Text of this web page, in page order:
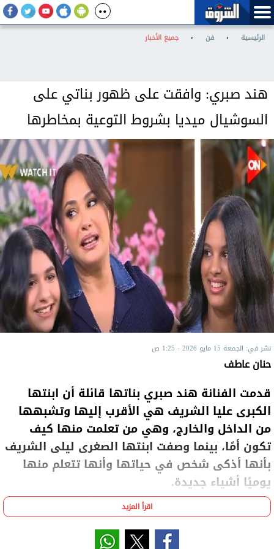
الرئيسية › فن › جميع الأخبار
هند صبري: وافقت على ظهور بناتي على
السوشيال ميديا بشروط التوعية بمخاطرها
نشر في: الجمعة 15 مايو 2026 - 1:25 ص
حنان عاطف
قدمت الفنانة هند صبري بناتها قائلة أن ابنتها
الكبرى عليا الشريف هي الأقرب إليها وتشبهها
من الداخل والخارج، وهي من تعلمت منها كيف
تكون أمًا، بينما وصفت ابنتها الصغرى ليلى الشريف
بأنها أذكى شخص في حياتها وأنها تتعلم منها
يوميًا أشياء جديدة.
وأضافت عليا الشريف، خلال برنامج "معكم منى الشاذلي"،
على قناة "ON E”، مساء الخميس، أنها من أقنعت
والدتها بنشر محتوى على تطبيق “تيك توك” وبالفعل
اقرأ المزيد